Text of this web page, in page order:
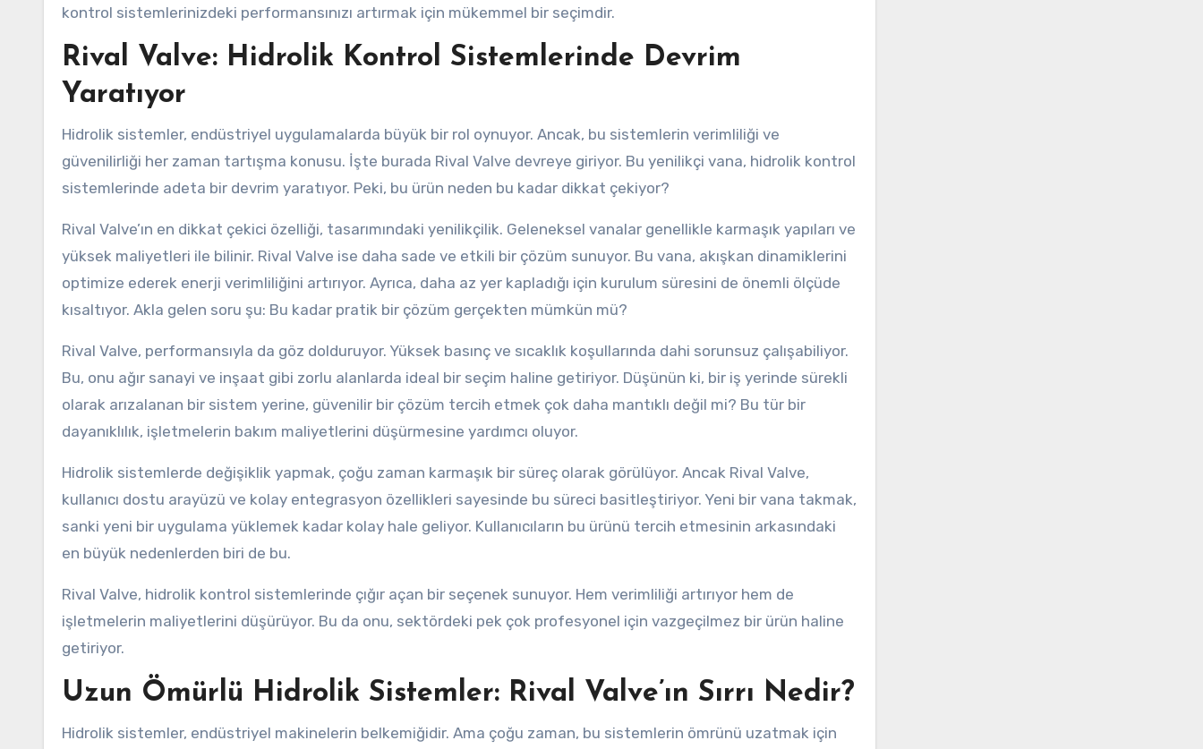
kontrol sistemlerinizdeki performansınızı artırmak için mükemmel bir seçimdir.
Rival Valve: Hidrolik Kontrol Sistemlerinde Devrim
Yaratıyor
Hidrolik sistemler, endüstriyel uygulamalarda büyük bir rol oynuyor. Ancak, bu sistemlerin verimliliği ve
güvenilirliği her zaman tartışma konusu. İşte burada Rival Valve devreye giriyor. Bu yenilikçi vana, hidrolik kontrol
sistemlerinde adeta bir devrim yaratıyor. Peki, bu ürün neden bu kadar dikkat çekiyor?
Rival Valve’ın en dikkat çekici özelliği, tasarımındaki yenilikçilik. Geleneksel vanalar genellikle karmaşık yapıları ve
yüksek maliyetleri ile bilinir. Rival Valve ise daha sade ve etkili bir çözüm sunuyor. Bu vana, akışkan dinamiklerini
optimize ederek enerji verimliliğini artırıyor. Ayrıca, daha az yer kapladığı için kurulum süresini de önemli ölçüde
kısaltıyor. Akla gelen soru şu: Bu kadar pratik bir çözüm gerçekten mümkün mü?
Rival Valve, performansıyla da göz dolduruyor. Yüksek basınç ve sıcaklık koşullarında dahi sorunsuz çalışabiliyor.
Bu, onu ağır sanayi ve inşaat gibi zorlu alanlarda ideal bir seçim haline getiriyor. Düşünün ki, bir iş yerinde sürekli
olarak arızalanan bir sistem yerine, güvenilir bir çözüm tercih etmek çok daha mantıklı değil mi? Bu tür bir
dayanıklılık, işletmelerin bakım maliyetlerini düşürmesine yardımcı oluyor.
Hidrolik sistemlerde değişiklik yapmak, çoğu zaman karmaşık bir süreç olarak görülüyor. Ancak Rival Valve,
kullanıcı dostu arayüzü ve kolay entegrasyon özellikleri sayesinde bu süreci basitleştiriyor. Yeni bir vana takmak,
sanki yeni bir uygulama yüklemek kadar kolay hale geliyor. Kullanıcıların bu ürünü tercih etmesinin arkasındaki
en büyük nedenlerden biri de bu.
Rival Valve, hidrolik kontrol sistemlerinde çığır açan bir seçenek sunuyor. Hem verimliliği artırıyor hem de
işletmelerin maliyetlerini düşürüyor. Bu da onu, sektördeki pek çok profesyonel için vazgeçilmez bir ürün haline
getiriyor.
Uzun Ömürlü Hidrolik Sistemler: Rival Valve’ın Sırrı Nedir?
Hidrolik sistemler, endüstriyel makinelerin belkemiğidir. Ama çoğu zaman, bu sistemlerin ömrünü uzatmak için